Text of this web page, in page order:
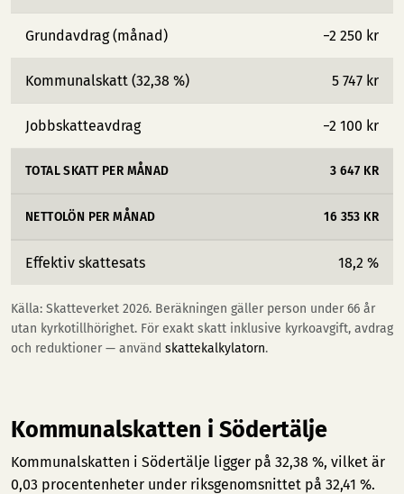
Grundavdrag (månad) −2 250 kr
Kommunalskatt (32,38 %) 5 747 kr
Jobbskatteavdrag −2 100 kr
TOTAL SKATT PER MÅNAD 3 647 KR
NETTOLÖN PER MÅNAD 16 353 KR
Effektiv skattesats 18,2 %
Källa: Skatteverket 2026. Beräkningen gäller person under 66 år
utan kyrkotillhörighet. För exakt skatt inklusive kyrkoavgift, avdrag
och reduktioner — använd skattekalkylatorn.
Kommunalskatten i Södertälje
Kommunalskatten i Södertälje ligger på 32,38 %, vilket är
0,03 procentenheter under riksgenomsnittet på 32,41 %.